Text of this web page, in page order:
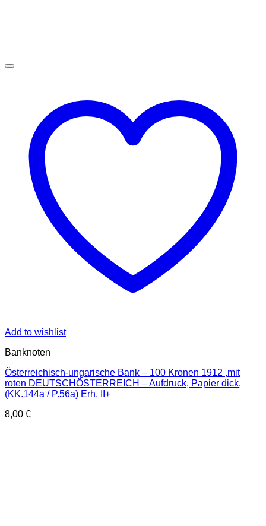
Add to wishlist
Banknoten
Österreichisch-ungarische Bank – 100 Kronen 1912 ,mit
roten DEUTSCHÖSTERREICH – Aufdruck, Papier dick,
(KK.144a / P.56a) Erh. II+
8,00 €